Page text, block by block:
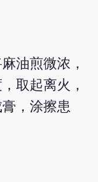
油煎微浓，
取起离火，
，涂擦患